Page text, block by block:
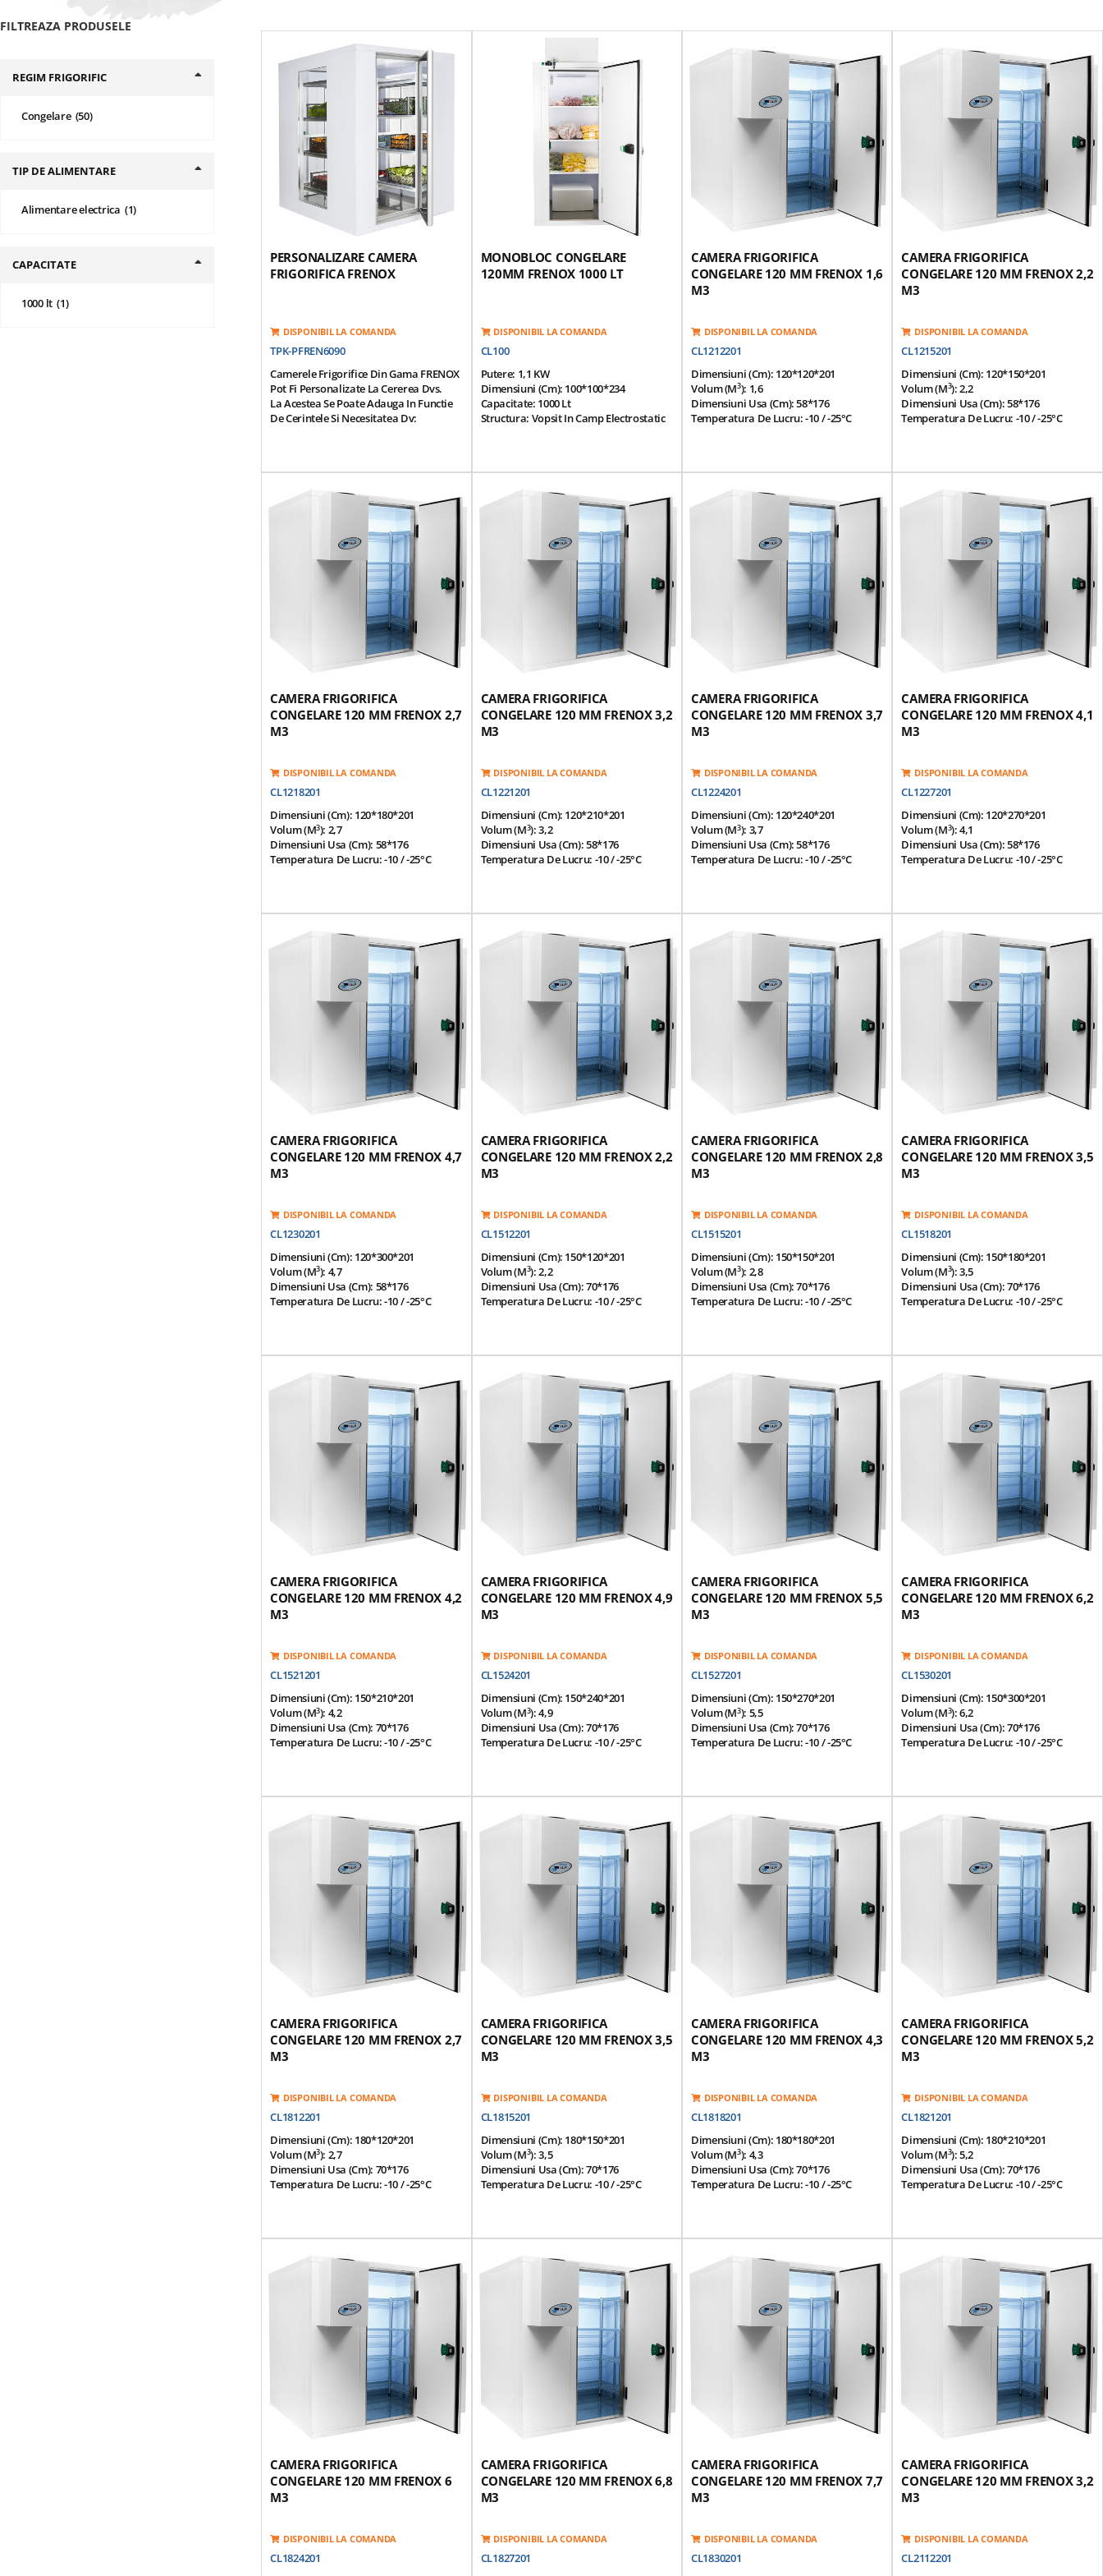
PERSONALIZARE CAMERA
FRIGORIFICA FRENOX
DISPONIBIL LA COMANDA
TPK-PFREN6090
Camerele Frigorifice Din Gama FRENOX
Pot Fi Personalizate La Cererea Dvs.
La Acestea Se Poate Adauga In Functie
De Cerintele Si Necesitatea Dv:
*Geam Din SticlaCu Vedere La
Rafturile Aflate In Interiorul Camerei
Frigorifice. (acestea Au Iluminare
MONOBLOC CONGELARE
120MM FRENOX 1000 LT
DISPONIBIL LA COMANDA
CL100
Putere: 1,1 KW
Dimensiuni (cm): 100*100*234
Capacitate: 1000 Lt
Structura: Vopsit In Camp Electrostatic
Tensiune Alimentare: 220V/50Hz
Temperatura Ambientala: +32 Grade
Celsius & 50% Umiditate
Izolatie HCFC Densitatea De 35/40
Grosime Izolatie (cm): 12
Dezghetare Automata
Agent Racire: R290
Sistem Evaporare Apa Automat
Prevazut Cu 3 Suporti Raft
Grup Motor Monobloc Detasabil Inclus
CAMERA FRIGORIFICA
CONGELARE 120 MM FRENOX 1,6
M3
DISPONIBIL LA COMANDA
CL1212201
Dimensiuni (cm): 120*120*201
Volum (m3): 1,6
Dimensiuni Usa (cm): 58*176
Temperatura De Lucru: -10 / -25°C
Finisaj Interior Si Exterior Realizat Din
Placa Galvanizata Acoperita Cu Pvc
Panouri Modulare Prevazute Cu O
Izolatie Poliuretan Densitate 42 Kg / M
Suprafata Superioara Antisliding Din
Otel-Inox 1,0 Mm
Suprafata Inferioara Antisliding Din
Otel-Inox, Galvanizata Si Injectata Cu
Poliuretan De Densitate 42 Kg / M3
Usa Prevazuta Cu Rezistenta Incalzire
Garnitura
*Optional Grup Motor -Click Aici
CAMERA FRIGORIFICA
CONGELARE 120 MM FRENOX 2,2
M3
DISPONIBIL LA COMANDA
CL1215201
Dimensiuni (cm): 120*150*201
Volum (m3): 2,2
Dimensiuni Usa (cm): 58*176
Temperatura De Lucru: -10 / -25°C
Finisaj Interior Si Exterior Realizat Din
Placa Galvanizata Acoperita Cu Pvc
Panouri Modulare Prevazute Cu O
Izolatie Poliuretan Densitate 42 Kg / M
Suprafata Superioara Antisliding Din
Otel-Inox 1,0 Mm
Suprafata Inferioara Antisliding Din
Otel-Inox, Galvanizata Si Injectata Cu
Poliuretan De Densitate 42 Kg / M3
Usa Prevazuta Cu Rezistenta Incalzire
Garnitura
*Optional Grup Motor -Click Aici
CAMERA FRIGORIFICA
CONGELARE 120 MM FRENOX 2,7
M3
DISPONIBIL LA COMANDA
CL1218201
Dimensiuni (cm): 120*180*201
Volum (m3): 2,7
Dimensiuni Usa (cm): 58*176
Temperatura De Lucru: -10 / -25°C
Finisaj Interior Si Exterior Realizat Din
Placa Galvanizata Acoperita Cu Pvc
Panouri Modulare Prevazute Cu O
Izolatie Poliuretan Densitate 42 Kg / M
Suprafata Superioara Antisliding Din
Otex-Inox 1,0 Mm
Suprafata Inferioara Antisliding Din
Otel-Inox, Galvanizata Si Injectata Cu
Poliuretan De Densitate 42 Kg / M3
Usa Prevazuta Cu Rezistenta Incalzire
Garnitura
*Optional Grup Motor -Click Aici
CAMERA FRIGORIFICA
CONGELARE 120 MM FRENOX 3,2
M3
DISPONIBIL LA COMANDA
CL1221201
Dimensiuni (cm): 120*210*201
Volum (m3): 3,2
Dimensiuni Usa (cm): 58*176
Temperatura De Lucru: -10 / -25°C
Finisaj Interior Si Exterior Realizat Din
Placa Galvanizata Acoperita Cu Pvc
Panouri Modulare Prevazute Cu O
Izolatie Poliuretan Densitate 42 Kg / M
Suprafata Superioara Antisliding Din
Otel-Inox 1,0 Mm
Suprafata Inferioara Antisliding Din
Otel-Inox, Galvanizata Si Injectata Cu
Poliuretan De Densitate 42 Kg / M3
Usa Prevazuta Cu Rezistenta Incalzire
Garnitura
*Optional Grup Motor -Click Aici
CAMERA FRIGORIFICA
CONGELARE 120 MM FRENOX 3,7
M3
DISPONIBIL LA COMANDA
CL1224201
Dimensiuni (cm): 120*240*201
Volum (m3): 3,7
Dimensiuni Usa (cm): 58*176
Temperatura De Lucru: -10 / -25°C
Finisaj Interior Si Exterior Realizat Din
Placa Galvanizata Acoperita Cu Pvc
Panouri Modulare Prevazute Cu O
Izolatie Poliuretan Densitate 42 Kg / M
Suprafata Superioara Antisliding Din
Otel-Inox 1,0 Mm
Suprafata Inferioara Antisliding Din
Otel-Inox, Galvanizata Si Injectata Cu
Poliuretan De Densitate 42 Kg / M3
Usa Prevazuta Cu Rezistenta Incalzire
Garnitura
*Optional Grup Motor -Click Aici
CAMERA FRIGORIFICA
CONGELARE 120 MM FRENOX 4,1
M3
DISPONIBIL LA COMANDA
CL1227201
Dimensiuni (cm): 120*270*201
Volum (m3): 4,1
Dimensiuni Usa (cm): 58*176
Temperatura De Lucru: -10 / -25°C
Finisaj Interior Si Exterior Realizat Din
Placa Galvanizata Acoperita Cu Pvc
Panouri Modulare Prevazute Cu O
Izolatie Poliuretan Densitate 42 Kg / M
Suprafata Superioara Antisliding Din
Otel-Inox 1,0 Mm
Suprafata Inferioara Antisliding Din
Otel-Inox, Galvanizata Si Injectata Cu
Poliuretan De Densitate 42 Kg / M3
Usa Prevazuta Cu Rezistenta Incalzire
Garnitura
*Optional Grup Motor -Click Aici
CAMERA FRIGORIFICA
CONGELARE 120 MM FRENOX 4,7
M3
DISPONIBIL LA COMANDA
CL1230201
Dimensiuni (cm): 120*300*201
Volum (m3): 4,7
Dimensiuni Usa (cm): 58*176
Temperatura De Lucru: -10 / -25°C
Finisaj Interior Si Exterior Realizat Din
Placa Galvanizata Acoperita Cu Pvc
Panouri Modulare Prevazute Cu O
Izolatie Poliuretan Densitate 42 Kg / M
Suprafata Superioara Antisliding Din
Otel-Inox 1,0 Mm
Suprafata Inferioara Antisliding Din
Otel-Inox, Galvanizata Si Injectata Cu
Poliuretan De Densitate 42 Kg / M3
Usa Prevazuta Cu Rezistenta Incalzire
Garnitura
*Optional Grup Motor -Click Aici
CAMERA FRIGORIFICA
CONGELARE 120 MM FRENOX 2,2
M3
DISPONIBIL LA COMANDA
CL1512201
Dimensiuni (cm): 150*120*201
Volum (m3): 2,2
Dimensiuni Usa (cm): 70*176
Temperatura De Lucru: -10 / -25°C
Finisaj Interior Si Exterior Realizat Din
Placa Galvanizata Acoperita Cu Pvc
Panouri Modulare Prevazute Cu O
Izolatie Poliuretan Densitate 42 Kg / M
Suprafata Superioara Antisliding Din
Otel-Inox 1,0 Mm
Suprafata Inferioara Antisliding Din
Otel-Inox, Galvanizata Si Injectata Cu
Poliuretan De Densitate 42 Kg / M3
Usa Prevazuta Cu Rezistenta Incalzire
Garnitura
*Optional Grup Motor -Click Aici
CAMERA FRIGORIFICA
CONGELARE 120 MM FRENOX 2,8
M3
DISPONIBIL LA COMANDA
CL1515201
Dimensiuni (cm): 150*150*201
Volum (m3): 2,8
Dimensiuni Usa (cm): 70*176
Temperatura De Lucru: -10 / -25°C
Finisaj Interior Si Exterior Realizat Din
Placa Galvanizata Acoperita Cu Pvc
Panouri Modulare Prevazute Cu O
Izolatie Poliuretan Densitate 42 Kg / M
Suprafata Superioara Antisliding Din
Otel-Inox 1,0 Mm
Suprafata Inferioara Antisliding Din
Otel-Inox, Galvanizata Si Injectata Cu
Poliuretan De Densitate 42 Kg / M3
Usa Prevazuta Cu Rezistenta Incalzire
Garnitura
*Optional Grup Motor -Click Aici
CAMERA FRIGORIFICA
CONGELARE 120 MM FRENOX 3,5
M3
DISPONIBIL LA COMANDA
CL1518201
Dimensiuni (cm): 150*180*201
Volum (m3): 3,5
Dimensiuni Usa (cm): 70*176
Temperatura De Lucru: -10 / -25°C
Finisaj Interior Si Exterior Realizat Din
Placa Galvanizata Acoperita Cu Pvc
Panouri Modulare Prevazute Cu O
Izolatie Poliuretan Densitate 42 Kg / M
Suprafata Superioara Antisliding Din
Otel-Inox 1,0 Mm
Suprafata Inferioara Antisliding Din
Otel-Inox, Galvanizata Si Injectata Cu
Poliuretan De Densitate 42 Kg / M3
Usa Prevazuta Cu Rezistenta Incalzire
Garnitura
*Optional Grup Motor -Click Aici
CAMERA FRIGORIFICA
CONGELARE 120 MM FRENOX 4,2
M3
DISPONIBIL LA COMANDA
CL1521201
Dimensiuni (cm): 150*210*201
Volum (m3): 4,2
Dimensiuni Usa (cm): 70*176
Temperatura De Lucru: -10 / -25°C
Finisaj Interior Si Exterior Realizat Din
Placa Galvanizata Acoperita Cu Pvc
Panouri Modulare Prevazute Cu O
Izolatie Poliuretan Densitate 42 Kg / M
Suprafata Superioara Antisliding Din
Otel-Inox 1,0 Mm
Suprafata Inferioara Antisliding Din
Otel-Inox, Galvanizata Si Injectata Cu
Poliuretan De Densitate 42 Kg / M3
Usa Prevazuta Cu Rezistenta Incalzire
Garnitura
*Optional Grup Motor -Click Aici
CAMERA FRIGORIFICA
CONGELARE 120 MM FRENOX 4,9
M3
DISPONIBIL LA COMANDA
CL1524201
Dimensiuni (cm): 150*240*201
Volum (m3): 4,9
Dimensiuni Usa (cm): 70*176
Temperatura De Lucru: -10 / -25°C
Finisaj Interior Si Exterior Realizat Din
Placa Galvanizata Acoperita Cu Pvc
Panouri Modulare Prevazute Cu O
Izolatie Poliuretan Densitate 42 Kg / M
Suprafata Superioara Antisliding Din
Otel-Inox 1,0 Mm
Suprafata Inferioara Antisliding Din
Otel-Inox, Galvanizata Si Injectata Cu
Poliuretan De Densitate 42 Kg / M3
Usa Prevazuta Cu Rezistenta Incalzire
Garnitura
*Optional Grup Motor -Click Aici
CAMERA FRIGORIFICA
CONGELARE 120 MM FRENOX 5,5
M3
DISPONIBIL LA COMANDA
CL1527201
Dimensiuni (cm): 150*270*201
Volum (m3): 5,5
Dimensiuni Usa (cm): 70*176
Temperatura De Lucru: -10 / -25°C
Finisaj Interior Si Exterior Realizat Din
Placa Galvanizata Acoperita Cu Pvc
Panouri Modulare Prevazute Cu O
Izolatie Poliuretan Densitate 42 Kg / M
Suprafata Superioara Antisliding Din
Otel-Inox 1,0 Mm
Suprafata Inferioara Antisliding Din
Otel-Inox, Galvanizata Si Injectata Cu
Poliuretan De Densitate 42 Kg / M3
Usa Prevazuta Cu Rezistenta Incalzire
Garnitura
*Optional Grup Motor -Click Aici
CAMERA FRIGORIFICA
CONGELARE 120 MM FRENOX 6,2
M3
DISPONIBIL LA COMANDA
CL1530201
Dimensiuni (cm): 150*300*201
Volum (m3): 6,2
Dimensiuni Usa (cm): 70*176
Temperatura De Lucru: -10 / -25°C
Finisaj Interior Si Exterior Realizat Din
Placa Galvanizata Acoperita Cu Pvc
Panouri Modulare Prevazute Cu O
Izolatie Poliuretan Densitate 42 Kg / M
Suprafata Superioara Antisliding Din
Otel-Inox 1,0 Mm
Suprafata Inferioara Antisliding Din
Otel-Inox, Galvanizata Si Injectata Cu
Poliuretan De Densitate 42 Kg / M3
Usa Prevazuta Cu Rezistenta Incalzire
Garnitura
*Optional Grup Motor -Click Aici
CAMERA FRIGORIFICA
CONGELARE 120 MM FRENOX 2,7
M3
DISPONIBIL LA COMANDA
CL1812201
Dimensiuni (cm): 180*120*201
Volum (m3): 2,7
Dimensiuni Usa (cm): 70*176
Temperatura De Lucru: -10 / -25°C
Finisaj Interior Si Exterior Realizat Din
Placa Galvanizata Acoperita Cu Pvc
Panouri Modulare Prevazute Cu O
Izolatie Poliuretan Densitate 42 Kg / M
Suprafata Superioara Antisliding Din
Otel-Inox 1,0 Mm
Suprafata Inferioara Antisliding Din
Otel-Inox, Galvanizata Si Injectata Cu
Poliuretan De Densitate 42 Kg / M3
Usa Prevazuta Cu Rezistenta Incalzire
Garnitura
*Optional Grup Motor -Click Aici
CAMERA FRIGORIFICA
CONGELARE 120 MM FRENOX 3,5
M3
DISPONIBIL LA COMANDA
CL1815201
Dimensiuni (cm): 180*150*201
Volum (m3): 3,5
Dimensiuni Usa (cm): 70*176
Temperatura De Lucru: -10 / -25°C
Finisaj Interior Si Exterior Realizat Din
Placa Galvanizata Acoperita Cu Pvc
Panouri Modulare Prevazute Cu O
Izolatie Poliuretan Densitate 42 Kg / M
Suprafata Superioara Antisliding Din
Otel-Inox 1,0 Mm
Suprafata Inferioara Antisliding Din
Otel-Inox, Galvanizata Si Injectata Cu
Poliuretan De Densitate 42 Kg / M3
Usa Prevazuta Cu Rezistenta Incalzire
Garnitura
*Optional Grup Motor -Click Aici
CAMERA FRIGORIFICA
CONGELARE 120 MM FRENOX 4,3
M3
DISPONIBIL LA COMANDA
CL1818201
Dimensiuni (cm): 180*180*201
Volum (m3): 4,3
Dimensiuni Usa (cm): 70*176
Temperatura De Lucru: -10 / -25°C
Finisaj Interior Si Exterior Realizat Din
Placa Galvanizata Acoperita Cu Pvc
Panouri Modulare Prevazute Cu O
Izolatie Poliuretan Densitate 42 Kg / M
Suprafata Superioara Antisliding Din
Otel-Inox 1,0 Mm
Suprafata Inferioara Antisliding Din
Otel-Inox, Galvanizata Si Injectata Cu
Poliuretan De Densitate 42 Kg / M3
Usa Prevazuta Cu Rezistenta Incalzire
Garnitura
*Optional Grup Motor -Click Aici
CAMERA FRIGORIFICA
CONGELARE 120 MM FRENOX 5,2
M3
DISPONIBIL LA COMANDA
CL1821201
Dimensiuni (cm): 180*210*201
Volum (m3): 5,2
Dimensiuni Usa (cm): 70*176
Temperatura De Lucru: -10 / -25°C
Finisaj Interior Si Exterior Realizat Din
Placa Galvanizata Acoperita Cu Pvc
Panouri Modulare Prevazute Cu O
Izolatie Poliuretan Densitate 42 Kg / M
Suprafata Superioara Antisliding Din
Otel-Inox 1,0 Mm
Suprafata Inferioara Antisliding Din
Otel-Inox, Galvanizata Si Injectata Cu
Poliuretan De Densitate 42 Kg / M3
Usa Prevazuta Cu Rezistenta Incalzire
Garnitura
*Optional Grup Motor -Click Aici
CAMERA FRIGORIFICA
CONGELARE 120 MM FRENOX 6
M3
DISPONIBIL LA COMANDA
CL1824201
CAMERA FRIGORIFICA
CONGELARE 120 MM FRENOX 6,8
M3
DISPONIBIL LA COMANDA
CL1827201
CAMERA FRIGORIFICA
CONGELARE 120 MM FRENOX 7,7
M3
DISPONIBIL LA COMANDA
CL1830201
CAMERA FRIGORIFICA
CONGELARE 120 MM FRENOX 3,2
M3
DISPONIBIL LA COMANDA
CL2112201
FILTREAZA PRODUSELE
REGIM FRIGORIFIC
Congelare 50
produse
TIP DE ALIMENTARE
Alimentare electrica 1
produs
CAPACITATE
1000 lt 1
produs